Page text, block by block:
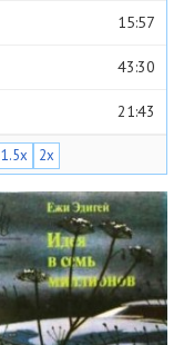
15:57
43:30
21:43
22:52
25:32
40:47
17:25
1.5x 2x